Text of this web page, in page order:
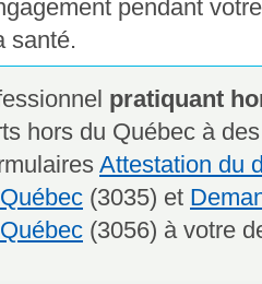
pendant
santé.
pratiquant
hors du Québec à
Attestation du
(3035) et
(3056) à votre